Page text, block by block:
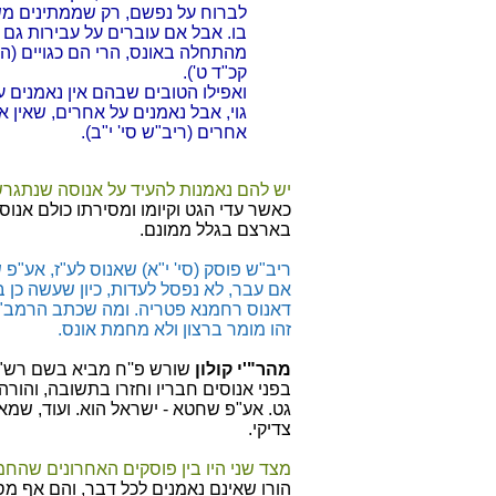
לברוח על נפשם, רק שממתינים
בו. אבל אם עוברים על עבירות
מהתחלה באונס, הרי הם כגויים
קכ"ד ט').
ואפילו הטובים שבהם אין
גוי, אבל נאמנים על אחרים, שאין
אחרים (ריב"ש סי' י"ב).
יש להם נאמנות להעיד על אנוסה
כאשר עדי הגט וקיומו ומסירתו כולם
בארצם בגלל ממונם.
ריב"ש פוסק (סי' י"א) שאנוס לע"ז, אע"פ
אם עבר, לא נפסל לעדות, כיון שעשה כן
דאנוס רחמנא פטריה. ומה שכתב
זהו מומר ברצון ולא מחמת אונס.
מהר"'י קולון שורש פ''ח מביא בשם
בפני אנוסים חבריו וחזרו בתשובה,
גט. אע"פ שחטא - ישראל הוא. ועוד,
צדיקי.
מצד שני היו בין פוסקים האחרונים
הורו שאינם נאמנים לכל דבר, והם אף